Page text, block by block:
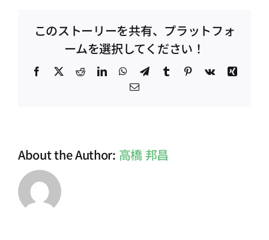
このストーリーを共有、プラットフォ
ームを選択してください！
Facebook
X RedditLinkedInWhatsApp
TelegramTumblr Pinterest
Vk
Xing
電
About the Author: 高橋 邦昌